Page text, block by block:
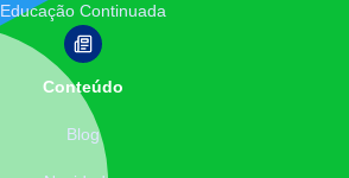
Educação Continuada
Conteúdo
Blog